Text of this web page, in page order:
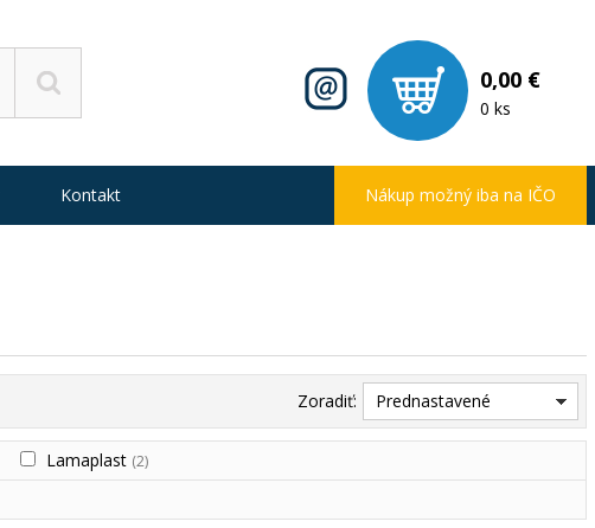
0,00 €
0 ks
Zoradiť: Prednastavené
Lamaplast (2)
Kontakt Nákup možný iba na IČO